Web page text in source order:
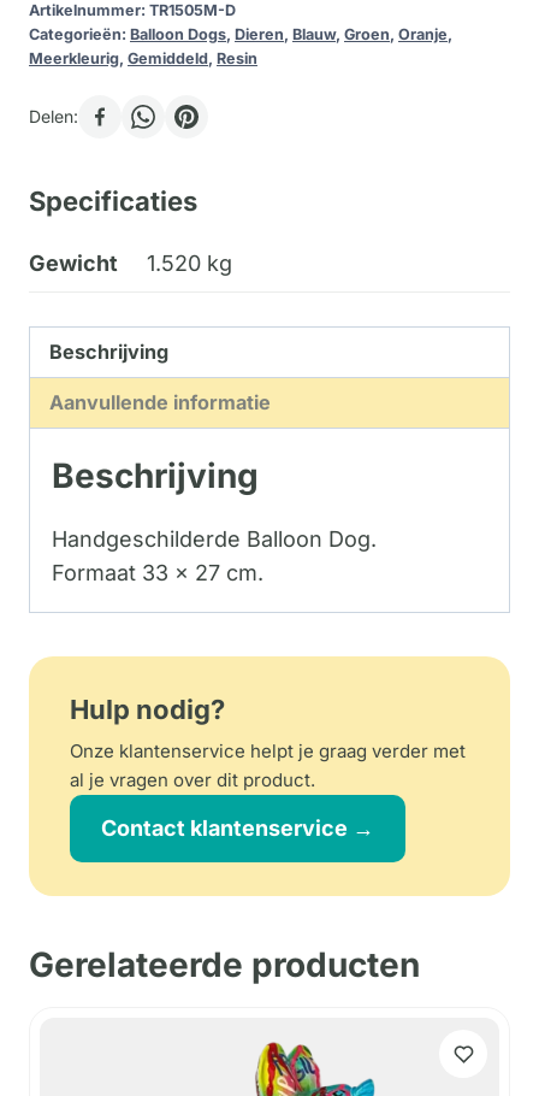
Artikelnummer: TR1505M-D
Categorieën: Balloon Dogs, Dieren, Blauw, Groen, Oranje,
Meerkleurig, Gemiddeld, Resin
Delen:
Specificaties
Gewicht 1.520 kg
Beschrijving
Aanvullende informatie
Beschrijving
Handgeschilderde Balloon Dog.
Formaat 33 x 27 cm.
Hulp nodig?
Onze klantenservice helpt je graag verder met
al je vragen over dit product.
Contact klantenservice →
Gerelateerde producten